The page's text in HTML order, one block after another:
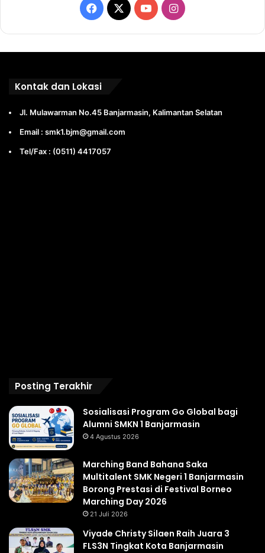
Facebook
X YouTubeInstagram
Kontak dan Lokasi
Jl. Mulawarman No.45 Banjarmasin, Kalimantan Selatan
Email : smk1.bjm@gmail.com
Tel/Fax : (0511) 4417057
Posting Terakhir
Sosialisasi Program Go Global bagi
Alumni SMKN 1 Banjarmasin
4 Agustus 2026
Marching Band Bahana Saka
Multitalent SMK Negeri 1 Banjarmasin
Borong Prestasi di Festival Borneo
Marching Day 2026
21 Juli 2026
Viyade Christy Silaen Raih Juara 3
FLS3N Tingkat Kota Banjarmasin